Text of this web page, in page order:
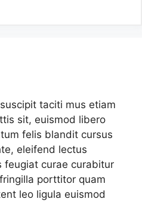
taciti mus etiam
sit, euismod libero
felis blandit cursus
eleifend lectus
feugiat curae curabitur
porttitor quam
leo ligula euismod